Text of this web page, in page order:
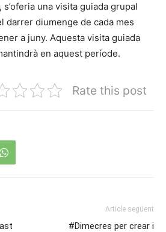
s’oferia una visita guiada grupal
darrer diumenge de cada mes
a juny. Aquesta visita guiada
en aquest període.
Rate this post
Article següent
#Dimecres per crear i